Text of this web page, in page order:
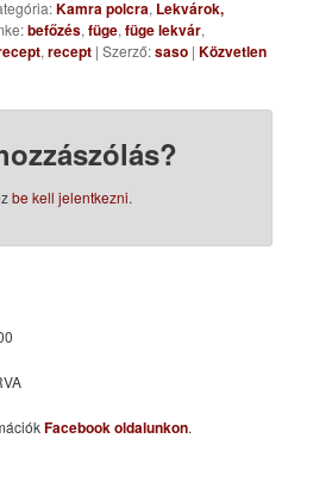
Kamra polcra, Lekvárok,
befőzés,füge,füge lekvár,
,recept | Szerző:saso |Közvetlen
be kell jelentkezni.
Facebook oldalunkon.